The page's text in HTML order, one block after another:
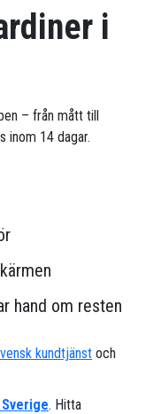
i
– från mått till
inom 14 dagar.
hand om resten
kundtjänst och
. Hitta